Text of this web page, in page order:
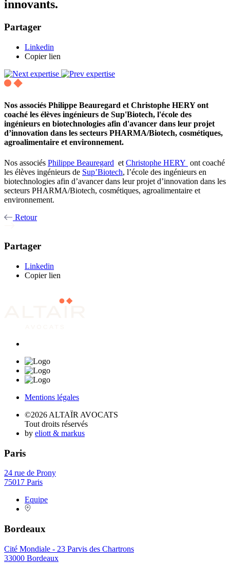
innovants.
Partager
Linkedin
Copier lien
Nos associés Philippe Beauregard et Christophe HERY ont
coaché les élèves ingénieurs de Sup'Biotech, l'école des
ingénieurs en biotechnologies afin d'avancer dans leur projet
d’innovation dans les secteurs PHARMA/Biotech, cosmétiques,
agroalimentaire et environnement.
Nos associés Philippe Beauregard et Christophe HERY ont coaché
les élèves ingénieurs de Sup’Biotech, l’école des ingénieurs en
biotechnologies afin d’avancer dans leur projet d’innovation dans les
secteurs PHARMA/Biotech, cosmétiques, agroalimentaire et
environnement.
Retour
Partager
Linkedin
Copier lien
Mentions légales
©2026 ALTAÏR AVOCATS
Tout droits réservés
by eliott & markus
Paris
24 rue de Prony
75017 Paris
Equipe
Bordeaux
Cité Mondiale - 23 Parvis des Chartrons
33000 Bordeaux